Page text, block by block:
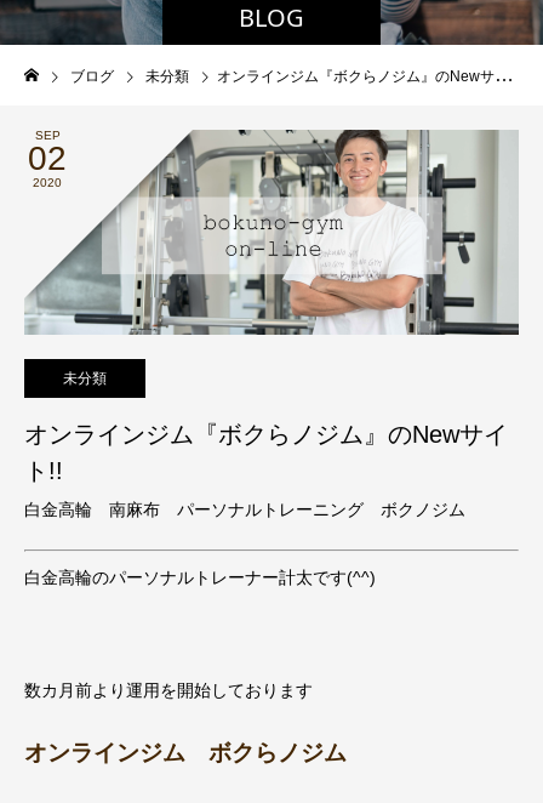
BLOG
ブログ 未分類 オンラインジム『ボクらノジム』のNewサイト!!
SEP
02
2020
未分類
オンラインジム『ボクらノジム』のNewサイ
ト!!
白金高輪 南麻布 パーソナルトレーニング ボクノジム
白金高輪のパーソナルトレーナー計太です(^^)
数カ月前より運用を開始しております
オンラインジム ボクらノジム